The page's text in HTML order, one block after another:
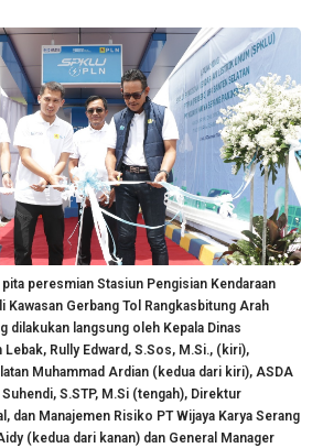
peresmian Stasiun Pengisian Kendaraan
Kawasan Gerbang Tol Rangkasbitung Arah
dilakukan langsung oleh Kepala Dinas
Lebak, Rully Edward, S.Sos, M.Si., (kiri),
Muhammad Ardian (kedua dari kiri), ASDA
S.STP, M.Si (tengah), Direktur
dan Manajemen Risiko PT Wijaya Karya Serang
(kedua dari kanan) dan General Manager